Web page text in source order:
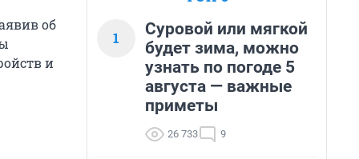
об
и
1
Суровой или мягкой
будет зима, можно
узнать по погоде 5
августа — важные
приметы
26 733 9